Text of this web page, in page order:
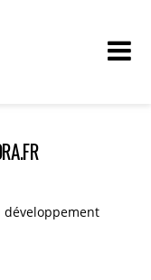
développement